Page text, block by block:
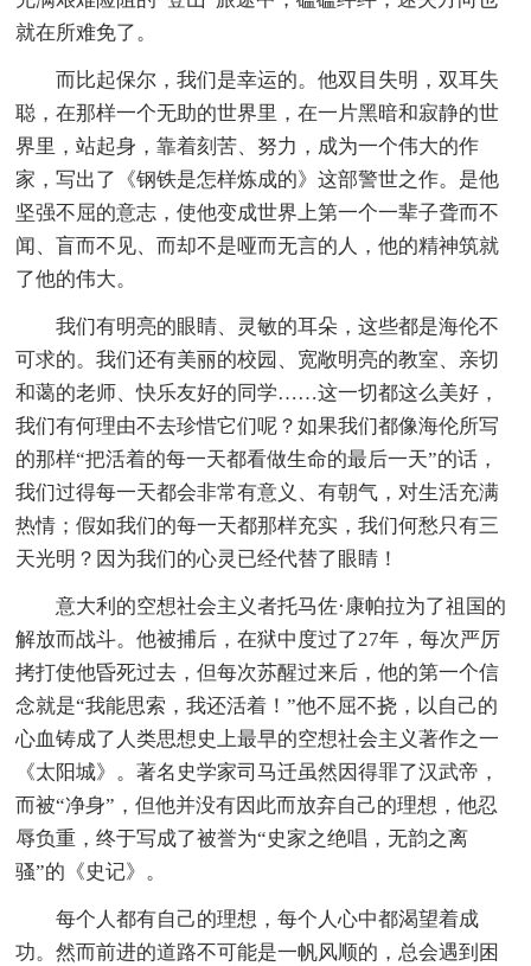
就在所难免了。
而比起保尔，我们是幸运的。他双目失明，双耳失
聪，在那样一个无助的世界里，在一片黑暗和寂静的世
界里，站起身，靠着刻苦、努力，成为一个伟大的作
家，写出了《钢铁是怎样炼成的》这部警世之作。是他
坚强不屈的意志，使他变成世界上第一个一辈子聋而不
闻、盲而不见、而却不是哑而无言的人，他的精神筑就
了他的伟大。
我们有明亮的眼睛、灵敏的耳朵，这些都是海伦不
可求的。我们还有美丽的校园、宽敞明亮的教室、亲切
和蔼的老师、快乐友好的同学……这一切都这么美好，
我们有何理由不去珍惜它们呢？如果我们都像海伦所写
的那样“把活着的每一天都看做生命的最后一天”的话，
我们过得每一天都会非常有意义、有朝气，对生活充满
热情；假如我们的每一天都那样充实，我们何愁只有三
天光明？因为我们的心灵已经代替了眼睛！
意大利的空想社会主义者托马佐·康帕拉为了祖国的
解放而战斗。他被捕后，在狱中度过了27年，每次严厉
拷打使他昏死过去，但每次苏醒过来后，他的第一个信
念就是“我能思索，我还活着！”他不屈不挠，以自己的
心血铸成了人类思想史上最早的空想社会主义著作之一
《太阳城》。著名史学家司马迁虽然因得罪了汉武帝，
而被“净身”，但他并没有因此而放弃自己的理想，他忍
辱负重，终于写成了被誉为“史家之绝唱，无韵之离
骚”的《史记》。
每个人都有自己的理想，每个人心中都渴望着成
功。然而前进的道路不可能是一帆风顺的，总会遇到困